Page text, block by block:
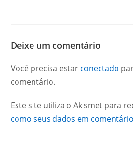
Deixe um comentário
Você precisa estar conectado
comentário.
Este site utiliza o Akismet para
como seus dados em